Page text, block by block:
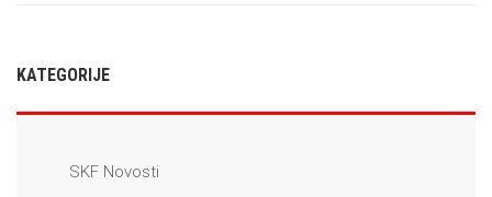
KATEGORIJE
SKF Novosti